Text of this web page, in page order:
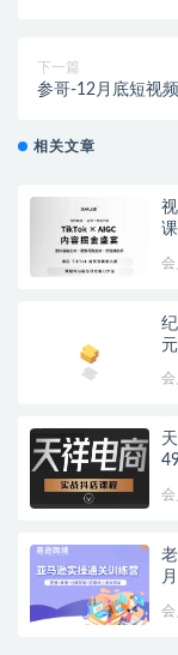
下一篇
参哥-12月底短视
相关文章
会
会
会
会